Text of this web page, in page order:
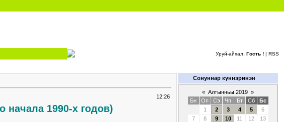
Уруй-айхал, Гость ! | RSS
12:26
начала 1990-х годов)
Сонуннар күннэринэн
« Алтынньы 2019 »
Бн
Оп Сэ Чп Бт Сб
Бс
1
2 3 4 5
6
7
8 9 10 11 12
13